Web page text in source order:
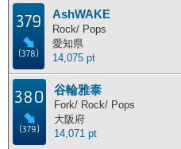
379
(378)
AshWAKE
Rock/ Pops
愛知県
14,075 pt
380
(379)
谷輪雅泰
Fork/ Rock/ Pops
大阪府
14,071 pt